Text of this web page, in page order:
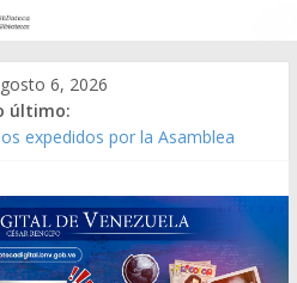
6, 2026
último:
expedidos por la Asamblea
gráfico]
de Venezuela año CXXXIII Mes V,
N° 38.394